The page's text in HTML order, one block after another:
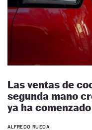
Las ventas de
segunda mano
ya ha comenzado
ALFREDO RUEDA